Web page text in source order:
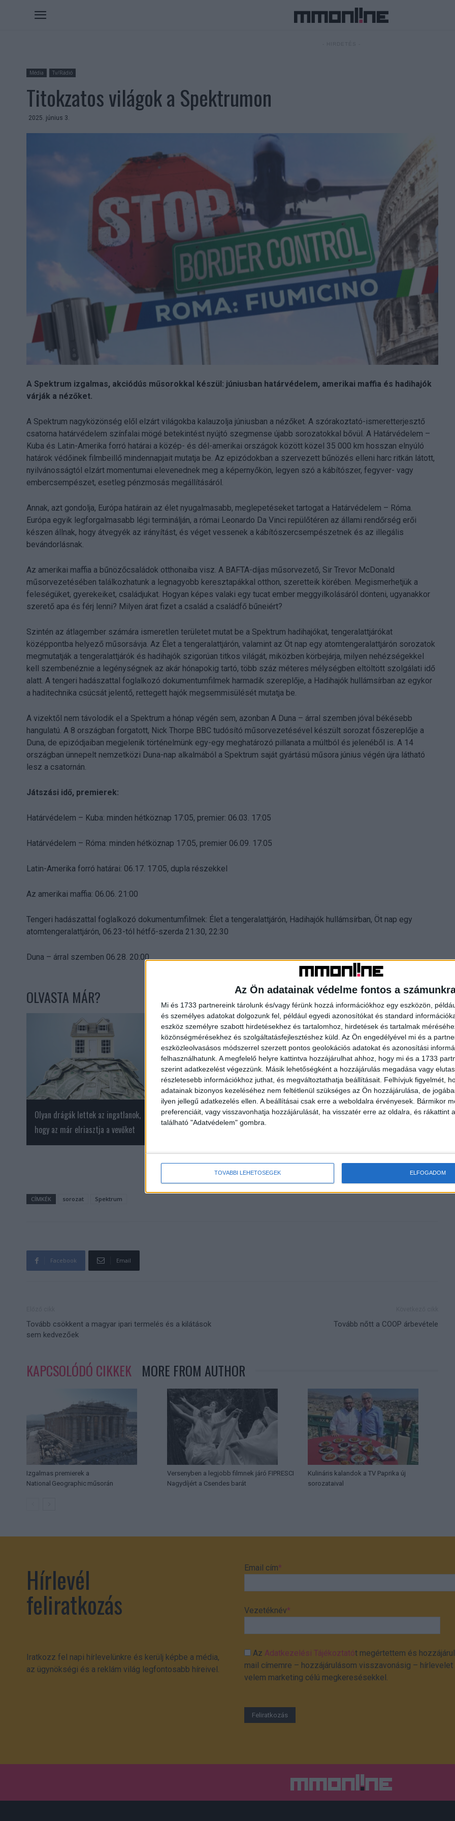
Az Ön adatainak védelme fontos a
Mi és 1733 partnereink tárolunk és/vagy férünk hozzá információkhoz egy eszközön,
és személyes adatokat dolgozunk fel, például egyedi azonosítókat és standard
eszköz személyre szabott hirdetésekhez és tartalomhoz, hirdetések és tartalmak
közönségmérésekhez és szolgáltatásfejlesztéshez küld. Az Ön engedélyével mi és a
eszközleolvasásos módszerrel szerzett pontos geolokációs adatokat és azonosítási
felhasználhatunk. A megfelelő helyre kattintva hozzájárulhat ahhoz, hogy mi és a 1733
szerint adatkezelést végezzünk. Másik lehetőségként a hozzájárulás megadása vagy
részletesebb információkhoz juthat, és megváltoztathatja beállításait. Felhívjuk figyelmét,
adatainak bizonyos kezeléséhez nem feltétlenül szükséges az Ön hozzájárulása, de
ilyen jellegű adatkezelés ellen. A beállításai csak erre a weboldalra érvényesek. Bármikor
preferenciáit, vagy visszavonhatja hozzájárulását, ha visszatér erre az oldalra, és rákattint
található "Adatvédelem" gombra.
TOVÁBBI LEHETŐSÉGEK ELFOGADOM
Média Tv/Rádió
Titokzatos világok a Spektrumon
2025. június 3.
A Spektrum izgalmas, akciódús műsorokkal készül: júniusban határvédelem, amerikai maffia és hadihajók
várják a nézőket.
A Spektrum nagyközönség elől elzárt világokba kalauzolja júniusban a nézőket. A szórakoztató-ismeretterjesztő
csatorna határvédelem színfalai mögé betekintést nyújtó szegmense újabb sorozatokkal bővül. A Határvédelem –
Kuba és Latin-Amerika forró határai a közép- és dél-amerikai országok között közel 35 000 km hosszan elnyúló
határok védőinek filmbeillő mindennapjait mutatja be. Az epizódokban a szervezett bűnözés elleni harc ritkán látott,
nyilvánosságtól elzárt momentumai elevenednek meg a képernyőkön, legyen szó a kábítószer, fegyver- vagy
embercsempészet, esetleg pénzmosás megállításáról.
Annak, azt gondolja, Európa határain az élet nyugalmasabb, meglepetéseket tartogat a Határvédelem – Róma.
Európa egyik legforgalmasabb légi terminálján, a római Leonardo Da Vinci repülőtéren az állami rendőrség erői
készen állnak, hogy átvegyék az irányítást, és véget vessenek a kábítószercsempészetnek és az illegális
bevándorlásnak.
Az amerikai maffia a bűnözőcsaládok otthonaiba visz. A BAFTA-díjas műsorvezető, Sir Trevor McDonald
műsorvezetésében találkozhatunk a legnagyobb keresztapákkal otthon, szeretteik körében. Megismerhetjük a
feleségüket, gyerekeiket, családjukat. Hogyan képes valaki egy tucat ember meggyilkolásáról dönteni, ugyanakkor
szerető apa és férj lenni? Milyen árat fizet a család a családfő bűneiért?
Szintén az átlagember számára ismeretlen területet mutat be a Spektrum hadihajókat, tengeralattjárókat
középpontba helyező műsorsávja. Az Élet a tengeralattjárón, valamint az Öt nap egy atomtengeralattjárón sorozatok
megmutatják a tengeralattjárók és hadihajók szigorúan titkos világát, miközben körbejárja, milyen nehézségekkel
kell szembenéznie a legénységnek az akár hónapokig tartó, több száz méteres mélységben eltöltött szolgálati idő
alatt. A tengeri hadászattal foglalkozó dokumentumfilmek harmadik szereplője, a Hadihajók hullámsírban az egykor
a haditechnika csúcsát jelentő, rettegett hajók megsemmisülését mutatja be.
A vizektől nem távolodik el a Spektrum a hónap végén sem, azonban A Duna – árral szemben jóval békésebb
hangulatú. A 8 országban forgatott, Nick Thorpe BBC tudósító műsorvezetésével készült sorozat főszereplője a
Duna, de epizódjaiban megjelenik történelmünk egy-egy meghatározó pillanata a múltból és jelenéből is. A 14
országban ünnepelt nemzetközi Duna-nap alkalmából a Spektrum saját gyártású műsora június végén újra látható
lesz a csatornán.
Játszási idő, premierek:
Határvédelem – Kuba: minden hétköznap 17:05, premier: 06.03. 17:05
Határvédelem – Róma: minden hétköznap 17:05, premier 06.09. 17:05
Latin-Amerika forró határai: 06.17. 17:05, dupla részekkel
Az amerikai maffia: 06.06. 21:00
Tengeri hadászattal foglalkozó dokumentumfilmek: Élet a tengeralattjárón, Hadihajók hullámsírban, Öt nap egy
atomtengeralattjárón, 06.23-tól hétfő-szerda 21:30, 22:30
Duna – árral szemben 06.28. 20:00
OLVASTA MÁR?
Olyan drágák lettek az ingatlanok,
hogy az már elriasztja a vevőket
Amit ismétlésként hoz a
Idén nyáron is rákapcsol a Telekom
CÍMKÉK sorozat Spektrum
Facebook Email
Tovább csökkent a magyar ipari termelés és a kilátások
sem kedvezőek
Tovább nőtt a COOP árbevétele
KAPCSOLÓDÓ CIKKEK MORE FROM AUTHOR
Izgalmas premierek a
National Geographic műsorán
Versenyben a legjobb filmnek járó FIPRESCI
Nagydíjért a Csendes barát
Kulináris kalandok a TV Paprika új
sorozataival
Hírlevél
feliratkozás
Iratkozz fel napi hírlevelünkre és kerülj képbe a média,
az ügynökségi és a reklám világ legfontosabb híreivel.
Email cím*
Vezetéknév*
Az Adatkezelési Tájékoztatót megértettem és
mail címemre – hozzájárulásom visszavonásig –
velem marketing célú megkeresésekkel.